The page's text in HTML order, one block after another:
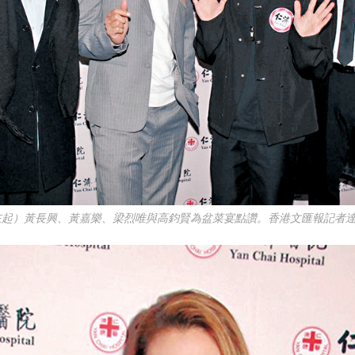
）黃長興、黃嘉樂、梁烈唯與高鈞賢為盆菜宴點讚。香港文匯報記者